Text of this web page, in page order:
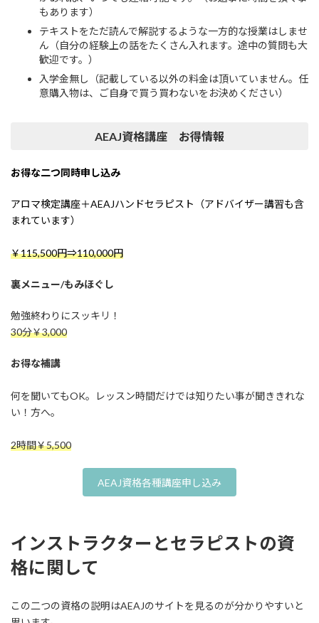
もあります）
テキストをただ読んで解説するような一方的な授業はしませ
ん（自分の経験上の話をたくさん入れます。途中の質問も大
歓迎です。）
入学金無し（記載している以外の料金は頂いていません。任
意購入物は、ご自身で買う買わないをお決めください）
AEAJ資格講座 お得情報
お得な二つ同時申し込み
アロマ検定講座＋AEAJハンドセラピスト（アドバイザー講習も含
まれています）
￥115,500円⇒110,000円
裏メニュー/もみほぐし
勉強終わりにスッキリ！
30分￥3,000
お得な補講
何を聞いてもOK。レッスン時間だけでは知りたい事が聞ききれな
い！方へ。
2時間￥5,500
AEAJ資格各種講座申し込み
インストラクターとセラピストの資
格に関して
この二つの資格の説明はAEAJのサイトを見るのが分かりやすいと